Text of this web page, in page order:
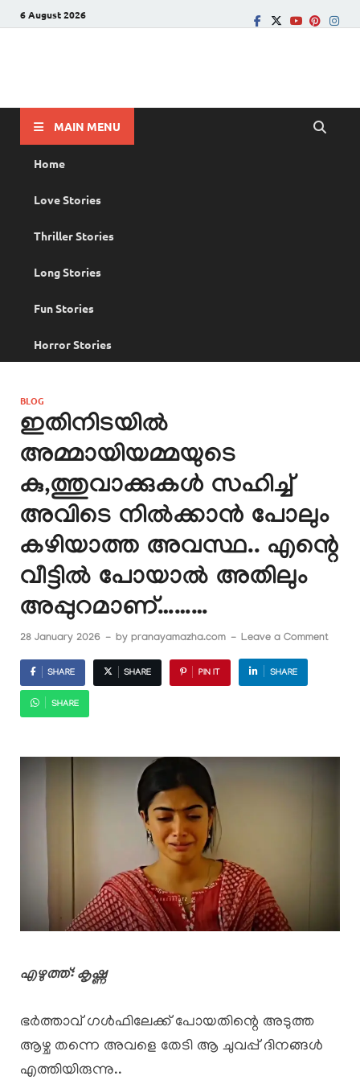
6 August 2026
MAIN MENU
Home
Love Stories
Thriller Stories
Long Stories
Fun Stories
Horror Stories
BLOG
ഇതിനിടയിൽ
അമ്മായിയമ്മയുടെ
കു,ത്തുവാക്കുകൾ സഹിച്ച്
അവിടെ നിൽക്കാൻ പോലും
കഴിയാത്ത അവസ്ഥ.. എന്റെ
വീട്ടിൽ പോയാൽ അതിലും
അപ്പുറമാണ്………
28 January 2026 - by pranayamazha.com - Leave a Comment
SHARE SHARE PIN IT SHARE
SHARE
എഴുത്ത്: കൃഷ്ണ
ഭർത്താവ് ഗൾഫിലേക്ക് പോയതിന്റെ അടുത്ത
ആഴ്ച തന്നെ അവളെ തേടി ആ ചുവപ്പ് ദിനങ്ങൾ
എത്തിയിരുന്നു..